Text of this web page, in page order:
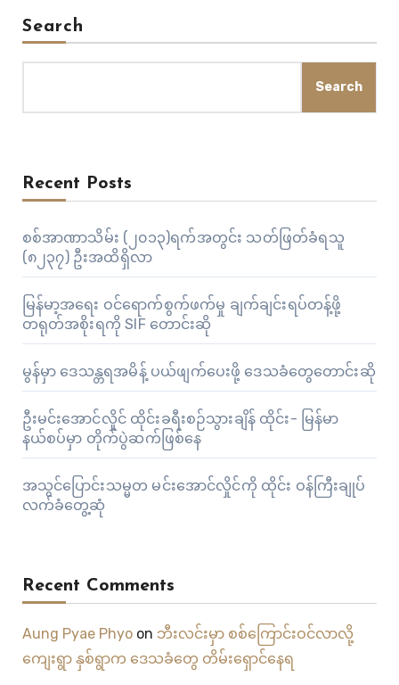
Search
Search
Recent Posts
စစ်အာဏာသိမ်း (၂၀၁၃)ရက်အတွင်း သတ်ဖြတ်ခံရသူ
(၈၂၃၇) ဦးအထိရှိလာ
မြန်မာ့အရေး ဝင်ရောက်စွက်ဖက်မှု ချက်ချင်းရပ်တန့်ဖို့
တရုတ်အစိုးရကို SIF တောင်းဆို
မွန်မှာ ဒေသန္တရအမိန့် ပယ်ဖျက်ပေးဖို့ ဒေသခံတွေတောင်းဆို
ဦးမင်းအောင်လှိုင် ထိုင်းခရီးစဉ်သွားချိန် ထိုင်း- မြန်မာ
နယ်စပ်မှာ တိုက်ပွဲဆက်ဖြစ်နေ
အသွင်ပြောင်းသမ္မတ မင်းအောင်လှိုင်ကို ထိုင်း ဝန်ကြီးချုပ်
လက်ခံတွေ့ဆုံ
Recent Comments
Aung Pyae Phyoon ဘီးလင်းမှာ စစ်ကြောင်းဝင်လာလို့
ကျေးရွာ နှစ်ရွာက ဒေသခံတွေ တိမ်းရှောင်နေရ